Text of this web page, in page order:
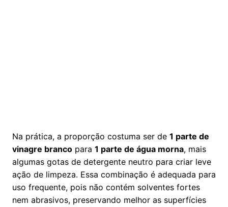
Na prática, a proporção costuma ser de 1 parte de
vinagre branco para 1 parte de água morna, mais
algumas gotas de detergente neutro para criar leve
ação de limpeza. Essa combinação é adequada para
uso frequente, pois não contém solventes fortes
nem abrasivos, preservando melhor as superfícies